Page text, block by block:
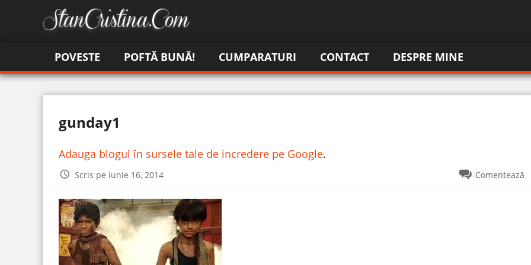
POVESTE POFTĂ BUNĂ! CUMPARATURI CONTACT DESPRE MINE
gunday1
Adauga blogul în sursele tale de incredere pe Google.
Scris pe iunie 16, 2014 Comentează